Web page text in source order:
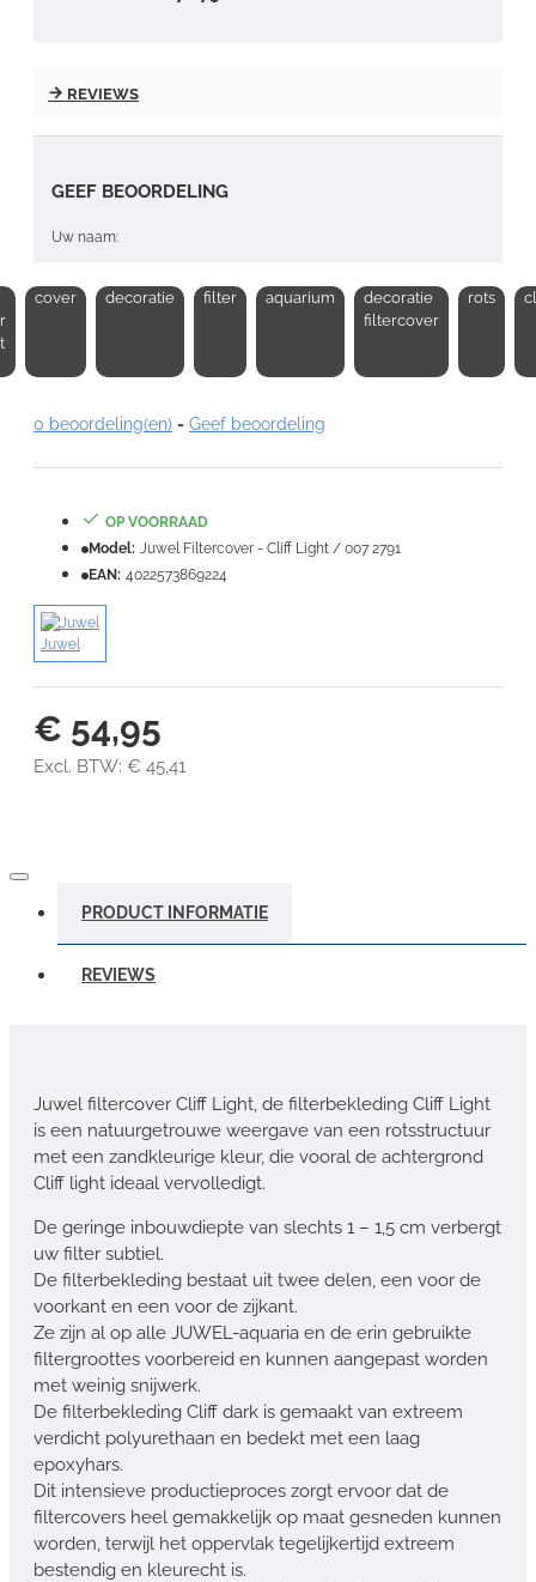
REVIEWS
GEEF BEOORDELING
Uw naam:
Note:HTML-code wordt niet vertaald!
Slecht
cover decoratie filter aquarium
decoratie
filtercover
rots
0 beoordeling(en) - Geef beoordeling
€ 54,95
Excl. BTW: € 45,41
OP VOORRAAD
Model: Juwel Filtercover - Cliff Light / 007 2791
EAN: 4022573869224
Juwel
PRODUCT INFORMATIE
REVIEWS
Juwel filtercover Cliff Light, de filterbekleding Cliff Light
is een natuurgetrouwe weergave van een rotsstructuur
met een zandkleurige kleur, die vooral de achtergrond
Cliff light ideaal vervolledigt.
De geringe inbouwdiepte van slechts 1 – 1,5 cm verbergt
uw filter subtiel.
De filterbekleding bestaat uit twee delen, een voor de
voorkant en een voor de zijkant.
Ze zijn al op alle JUWEL-aquaria en de erin gebruikte
filtergroottes voorbereid en kunnen aangepast worden
met weinig snijwerk.
De filterbekleding Cliff dark is gemaakt van extreem
verdicht polyurethaan en bedekt met een laag
epoxyhars.
Dit intensieve productieproces zorgt ervoor dat de
filtercovers heel gemakkelijk op maat gesneden kunnen
worden, terwijl het oppervlak tegelijkertijd extreem
bestendig en kleurecht is.